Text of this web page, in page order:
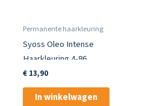
Permanente haarkleuring
Syoss Oleo Intense
Haarkleuring 4-86
Chocoladebruin
€13,90
In winkelwagen